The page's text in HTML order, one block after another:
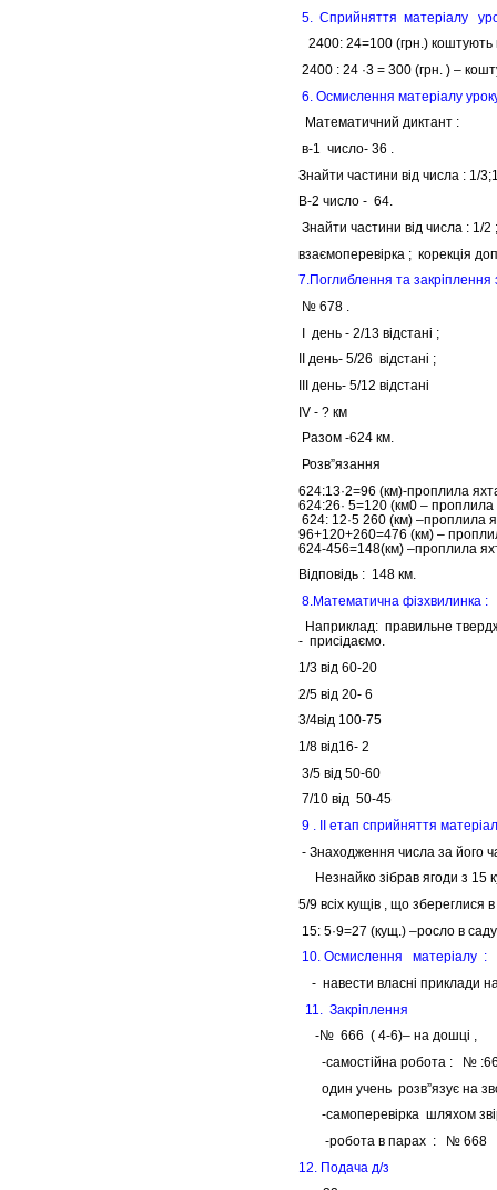
5. Сприйняття матеріалу
2400: 24=100 (грн.) коштують
2400 : 24 ·3 = 300 (грн. ) –
6. Осмислення матеріалу
Математичний диктант :
в-1 число- 36 .
Знайти частини від числа : 1/
В-2 число - 64.
Знайти частини від числа : 1/
взаємоперевірка ; корекція
7.Поглиблення та закріплення
№ 678 .
І день - 2/13 відстані ;
ІІ день- 5/26 відстані ;
ІІІ день- 5/12 відстані
ІV - ? км
Разом -624 км.
Розв”язання
624:13·2=96 (км)-проплила
624:26· 5=120 (км0 – проплила
624: 12·5 260 (км) –проплила
96+120+260=476 (км) –
624-456=148(км) –проплила
Відповідь : 148 км.
8.Математична фізхвилинка :
Наприклад: правильне
- присідаємо.
1/3 від 60-20
2/5 від 20- 6
3/4від 100-75
1/8 від16- 2
3/5 від 50-60
7/10 від 50-45
9 . ІІ етап сприйняття
- Знаходження числа за його
Незнайко зібрав ягоди з 15
5/9 всіх кущів , що збереглися
15: 5·9=27 (кущ.) –росло в
10. Осмислення матеріалу :
- навести власні приклади
11. Закріплення
-№ 666 ( 4-6)– на дошці ,
-самостійна робота : №
один учень розв”язує на
-самоперевірка шляхом
-робота в парах : № 668
12. Подача д/з